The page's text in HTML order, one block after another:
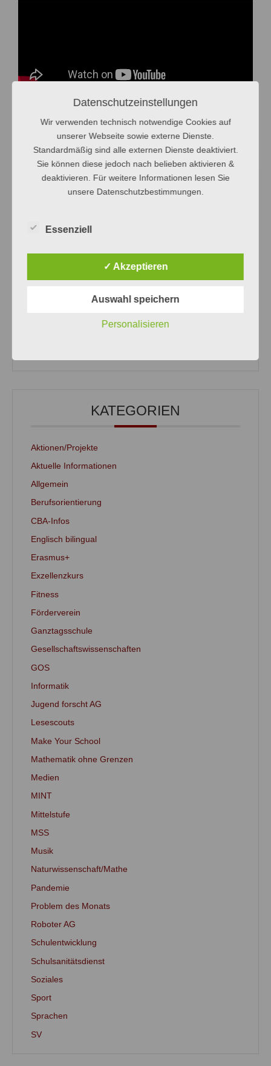
Vorheriger Beitrag Nächster Beitrag
NEUESTE BEITRÄGE
Wissen ist Macht und schafft Toleranz!
Mit Taktgefühl und Teamgeist: Unsere MSS 12
erreicht starken zweiten Platz bei den
KATEGORIEN
Aktionen/Projekte
Aktuelle Informationen
Allgemein
Berufsorientierung
CBA-Infos
Englisch bilingual
Erasmus+
Exzellenzkurs
Fitness
Förderverein
Ganztagsschule
Gesellschaftswissenschaften
GOS
Informatik
Jugend forscht AG
Lesescouts
Make Your School
Mathematik ohne Grenzen
Medien
MINT
Mittelstufe
MSS
Musik
Naturwissenschaft/Mathe
Pandemie
Problem des Monats
Roboter AG
Schulentwicklung
Schulsanitätsdienst
Soziales
Sport
Sprachen
SV
Datenschutzeinstellungen
Wir verwenden technisch notwendige Cookies auf
unserer Webseite sowie externe Dienste.
Standardmäßig sind alle externen Dienste deaktiviert.
Sie können diese jedoch nach belieben aktivieren &
deaktivieren. Für weitere Informationen lesen Sie
unsere Datenschutzbestimmungen.
Essenziell
✓ Akzeptieren
Auswahl speichern
Personalisieren